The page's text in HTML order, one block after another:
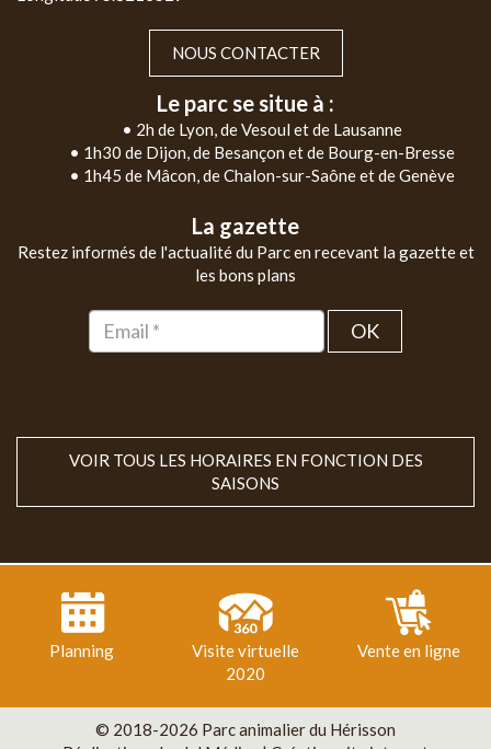
NOUS CONTACTER
Le parc se situe à :
• 2h de Lyon, de Vesoul et de Lausanne
• 1h30 de Dijon, de Besançon et de Bourg-en-Bresse
• 1h45 de Mâcon, de Chalon-sur-Saône et de Genève
La gazette
Restez informés de l'actualité du Parc en recevant la gazette et
les bons plans
OK
VOIR TOUS LES HORAIRES EN FONCTION DES
SAISONS
Planning
Visite virtuelle
2020
Vente en ligne
© 2018-2026 Parc animalier du Hérisson